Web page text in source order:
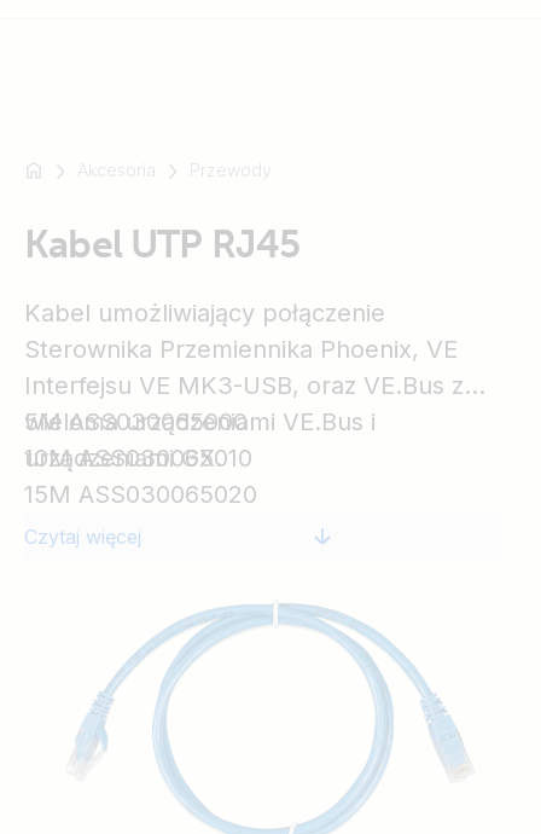
SmartSolar
Multiplus-
Orion
SmartShunt
Akcesoria Przewody
Kabel UTP RJ45
Kabel umożliwiający połączenie
Sterownika Przemiennika Phoenix, VE
Interfejsu VE MK3-USB, oraz VE.Bus z
wieloma urządzeniami VE.Bus i
urządzeniami GX.
5M ASS030065000
10M ASS030065010
15M ASS030065020
Czytaj więcej